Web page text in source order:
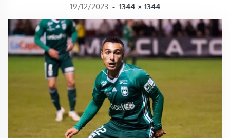
19/12/2023 - FULL SIZE
1344 × 1344